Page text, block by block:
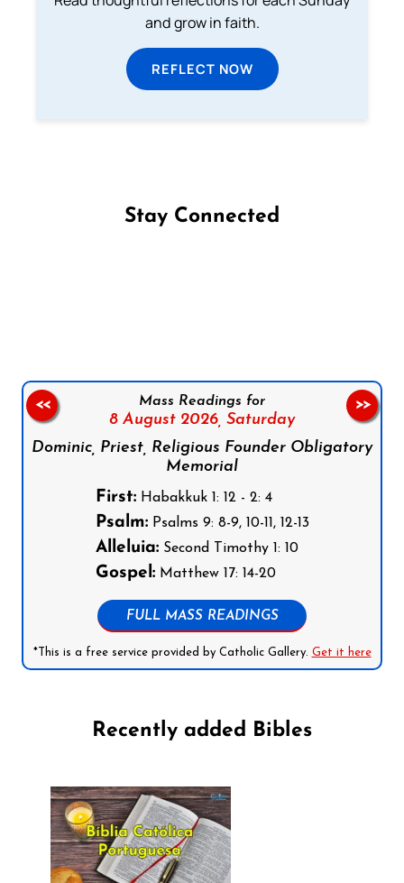
and grow in faith.
REFLECT NOW
Stay Connected
Mass Readings for
8 August 2026, Saturday
Dominic, Priest, Religious Founder Obligatory
Memorial
First:Habakkuk 1: 12 - 2: 4
Psalm:Psalms 9: 8-9, 10-11, 12-13
Alleluia:Second Timothy 1: 10
Gospel:Matthew 17: 14-20
FULL MASS READINGS
*This is a free service provided by Catholic Gallery. Get it here
<< >>
Recently added Bibles